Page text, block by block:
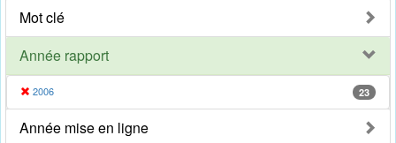
Mot clé
Année rapport
2006 23
Année mise en ligne